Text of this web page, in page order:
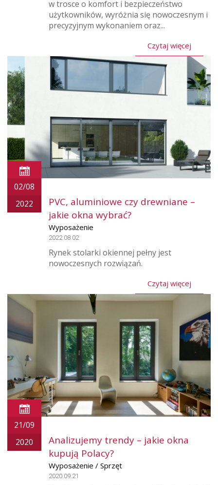
w trosce o komfort i bezpieczeństwo
użytkowników, wyróżnia się nowoczesnym i
precyzyjnym wykonaniem oraz...
Czytaj więcej
02/08
2022
PVC, aluminiowe czy drewniane –
jakie okna wybrać?
Wyposażenie
2022.08.02
Rynek stolarki okiennej pełny jest
nowoczesnych rozwiązań.
Czytaj więcej
21/09
2020
Analizujemy trendy – jakie okna
kupują Polacy?
Wyposażenie / Sprzęt
2020.09.21